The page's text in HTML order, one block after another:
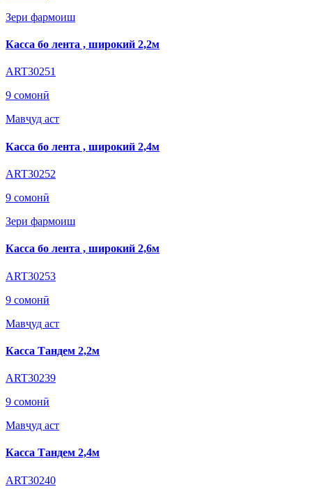
Зери фармоиш
Касса бо лента , широкий 2,2м
ART30251
9 сомонӣ
Мавҷуд аст
Касса бо лента , широкий 2,4м
ART30252
9 сомонӣ
Зери фармоиш
Касса бо лента , широкий 2,6м
ART30253
9 сомонӣ
Мавҷуд аст
Касса Тандем 2,2м
ART30239
9 сомонӣ
Мавҷуд аст
Касса Тандем 2,4м
ART30240